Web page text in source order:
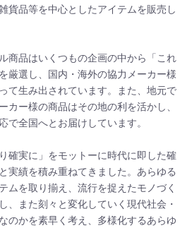
貨品等を中心としたアイテムを販売し
商品はいくつもの企画の中から「これ
厳選し、国内・海外の協力メーカー様
て生み出されています。また、地元で
カー様の商品はその地の利を活かし、
で全国へとお届けしています。
確実に」をモットーに時代に即した確
実績を積み重ねてきました。あらゆる
ムを取り揃え、流行を捉えたモノづく
、また刻々と変化していく現代社会・
のかを素早く考え、多様化するあらゆ